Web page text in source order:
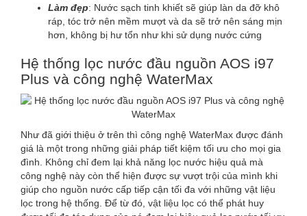
Làm đẹp: Nước sạch tinh khiết sẽ giúp làn da đỡ khô
ráp, tóc trở nên mềm mượt và da sẽ trở nên sáng mịn
hơn, không bị hư tổn như khi sử dụng nước cứng
Hệ thống lọc nước đầu nguồn AOS i97
Plus và công nghệ WaterMax
Như đã giới thiệu ở trên thì công nghệ WaterMax được đánh
giá là một trong những giải pháp tiết kiệm tối ưu cho mọi gia
đình. Không chỉ đem lại khả năng lọc nước hiệu quả mà
công nghệ này còn thể hiện được sự vượt trội của mình khi
giúp cho nguồn nước cấp tiếp cận tối đa với những vật liệu
lọc trong hệ thống. Để từ đó, vật liệu lọc có thể phát huy